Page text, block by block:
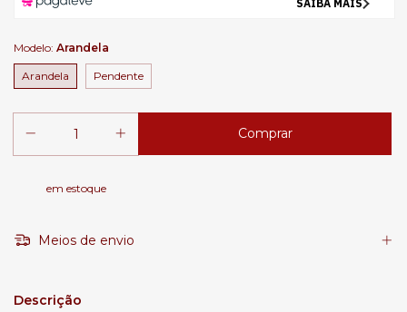
Modelo: Arandela
Arandela Pendente
em estoque
Meios de envio
Descrição